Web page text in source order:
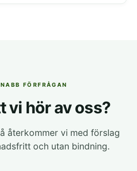
FÖRFRÅGAN
vi hör av oss?
återkommer vi med förslag
och utan bindning.